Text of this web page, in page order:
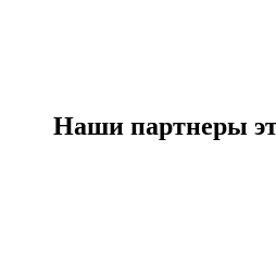
Наши партнеры